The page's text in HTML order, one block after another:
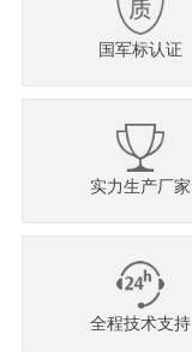
国军标认证
实力生产厂家
全程技术支持